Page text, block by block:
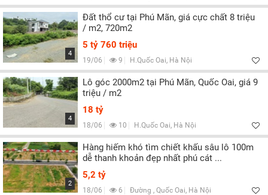
4
Đất thổ cư tại Phú Mãn, giá cực chất 8 triệu
/ m2, 720m2
5 tỷ 760 triệu
19/06 9 H.Quốc Oai, Hà Nội
4
Lô góc 2000m2 tại Phú Mãn, Quốc Oai, giá 9
triệu / m2
18 tỷ
18/06 10 H.Quốc Oai, Hà Nội
2
Hàng hiếm khó tìm chiết khấu sâu lô 100m
dễ thanh khoản đẹp nhất phú cát ...
5,2 tỷ
18/06 6 Đường , Quốc Oai, Hà Nội